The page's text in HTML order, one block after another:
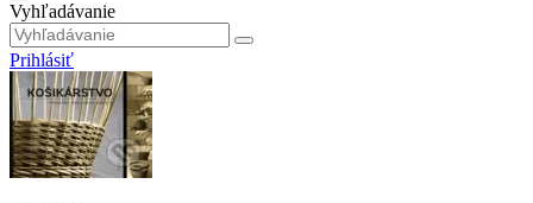
Vyhľadávanie
Prihlásiť